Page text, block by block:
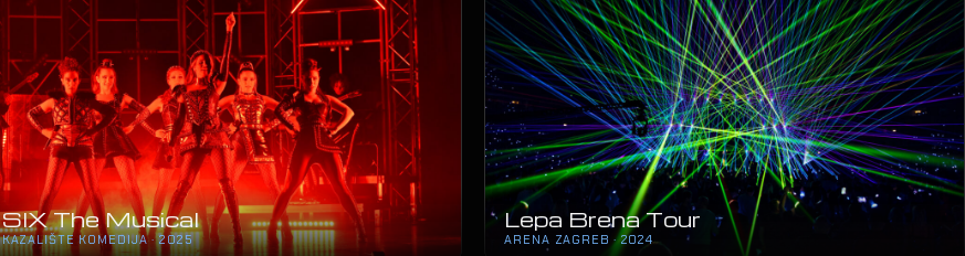
SIX The Musical
KAZALIŠTE KOMEDIJA · 2025
Lepa Brena Tour
ARENA ZAGREB · 2024